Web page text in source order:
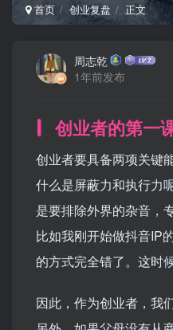
首页 创业复盘 正文
周志乾
1年前发布
创业者的第一
创业者要具备两项关键
什么是屏蔽力和执行力
是要排除外界的杂音，
比如我刚开始做抖音IP
的方式完全错了。这时
因此，作为创业者，我